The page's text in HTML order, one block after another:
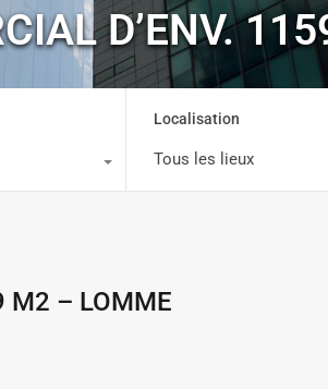
D’ENV.
Localisation
Tous les lieux
M2 – LOMME